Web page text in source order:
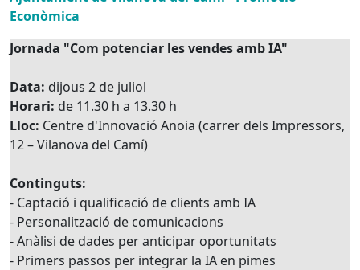
Econòmica
Jornada "Com potenciar les vendes amb IA"
Data: dijous 2 de juliol
Horari: de 11.30 h a 13.30 h
Lloc: Centre d'Innovació Anoia (carrer dels Impressors,
12 – Vilanova del Camí)
Continguts:
- Captació i qualificació de clients amb IA
- Personalització de comunicacions
- Anàlisi de dades per anticipar oportunitats
- Primers passos per integrar la IA en pimes